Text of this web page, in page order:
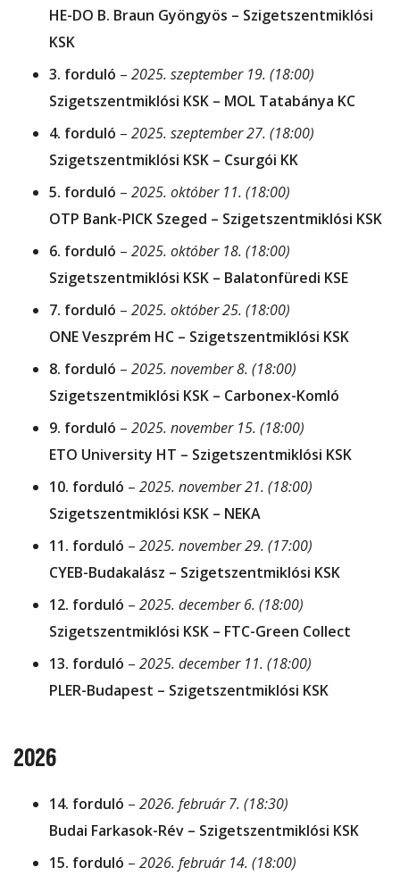
HE-DO B. Braun Gyöngyös – Szigetszentmiklósi
KSK
3. forduló – 2025. szeptember 19. (18:00)
Szigetszentmiklósi KSK – MOL Tatabánya KC
4. forduló – 2025. szeptember 27. (18:00)
Szigetszentmiklósi KSK – Csurgói KK
5. forduló – 2025. október 11. (18:00)
OTP Bank-PICK Szeged – Szigetszentmiklósi KSK
6. forduló – 2025. október 18. (18:00)
Szigetszentmiklósi KSK – Balatonfüredi KSE
7. forduló – 2025. október 25. (18:00)
ONE Veszprém HC – Szigetszentmiklósi KSK
8. forduló – 2025. november 8. (18:00)
Szigetszentmiklósi KSK – Carbonex-Komló
9. forduló – 2025. november 15. (18:00)
ETO University HT – Szigetszentmiklósi KSK
10. forduló – 2025. november 21. (18:00)
Szigetszentmiklósi KSK – NEKA
11. forduló – 2025. november 29. (17:00)
CYEB-Budakalász – Szigetszentmiklósi KSK
12. forduló – 2025. december 6. (18:00)
Szigetszentmiklósi KSK – FTC-Green Collect
13. forduló – 2025. december 11. (18:00)
PLER-Budapest – Szigetszentmiklósi KSK
2026
14. forduló – 2026. február 7. (18:30)
Budai Farkasok-Rév – Szigetszentmiklósi KSK
15. forduló – 2026. február 14. (18:00)